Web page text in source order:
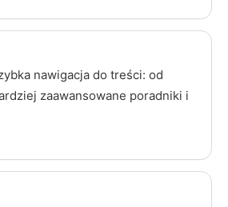
nawigacja do treści: od
zaawansowane poradniki i